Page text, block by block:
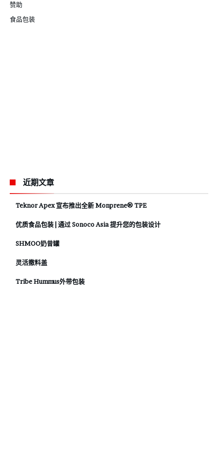
赞助
食品包装
近期文章
Teknor Apex 宣布推出全新 Monprene® TPE
优质食品包装 | 通过 Sonoco Asia 提升您的包装设计
SHMOO奶昔罐
灵活撒料盖
Tribe Hummus外带包装